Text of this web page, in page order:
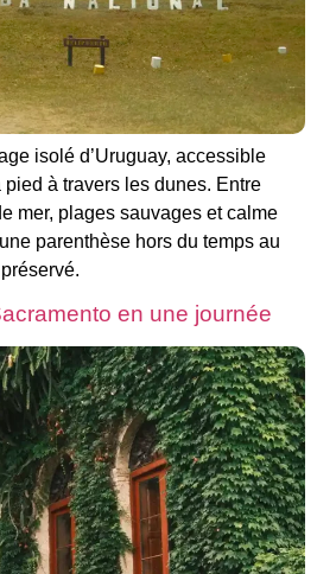
isolé d’Uruguay, accessible
à travers les dunes. Entre
mer, plages sauvages et calme
parenthèse hors du temps au
en une journée